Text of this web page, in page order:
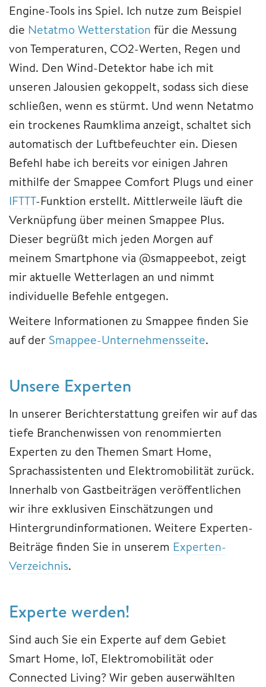
Engine-Tools ins Spiel. Ich nutze zum Beispiel
die Netatmo Wetterstation für die Messung
von Temperaturen, CO2-Werten, Regen und
Wind. Den Wind-Detektor habe ich mit
unseren Jalousien gekoppelt, sodass sich diese
schließen, wenn es stürmt. Und wenn Netatmo
ein trockenes Raumklima anzeigt, schaltet sich
automatisch der Luftbefeuchter ein. Diesen
Befehl habe ich bereits vor einigen Jahren
mithilfe der Smappee Comfort Plugs und einer
IFTTT-Funktion erstellt. Mittlerweile läuft die
Verknüpfung über meinen Smappee Plus.
Dieser begrüßt mich jeden Morgen auf
meinem Smartphone via @smappeebot, zeigt
mir aktuelle Wetterlagen an und nimmt
individuelle Befehle entgegen.
Weitere Informationen zu Smappee finden Sie
auf der Smappee-Unternehmensseite.
Unsere Experten
In unserer Berichterstattung greifen wir auf das
tiefe Branchenwissen von renommierten
Experten zu den Themen Smart Home,
Sprachassistenten und Elektromobilität zurück.
Innerhalb von Gastbeiträgen veröffentlichen
wir ihre exklusiven Einschätzungen und
Hintergrundinformationen. Weitere Experten-
Beiträge finden Sie in unserem Experten-
Verzeichnis.
Experte werden!
Sind auch Sie ein Experte auf dem Gebiet
Smart Home, IoT, Elektromobilität oder
Connected Living? Wir geben auserwählten